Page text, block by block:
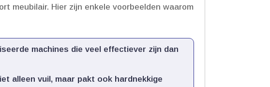
meubilair.​ Hier zijn enkele voorbeelden waarom
machines die veel effectiever zijn dan
alleen vuil, maar pakt ook hardnekkige